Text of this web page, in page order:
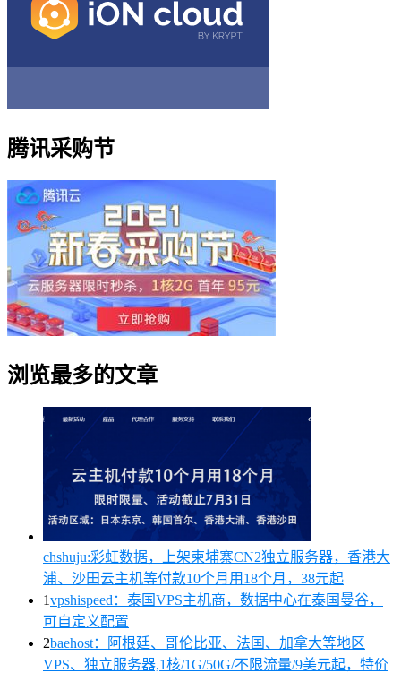
腾讯采购节
浏览最多的文章
chshuju:彩虹数据，上架柬埔寨CN2独立服务器，香港大
浦、沙田云主机等付款10个月用18个月，38元起
1vpshispeed：泰国VPS主机商，数据中心在泰国曼谷，
可自定义配置
2baehost：阿根廷、哥伦比亚、法国、加拿大等地区
VPS、独立服务器,1核/1G/50G/不限流量/9美元起，特价